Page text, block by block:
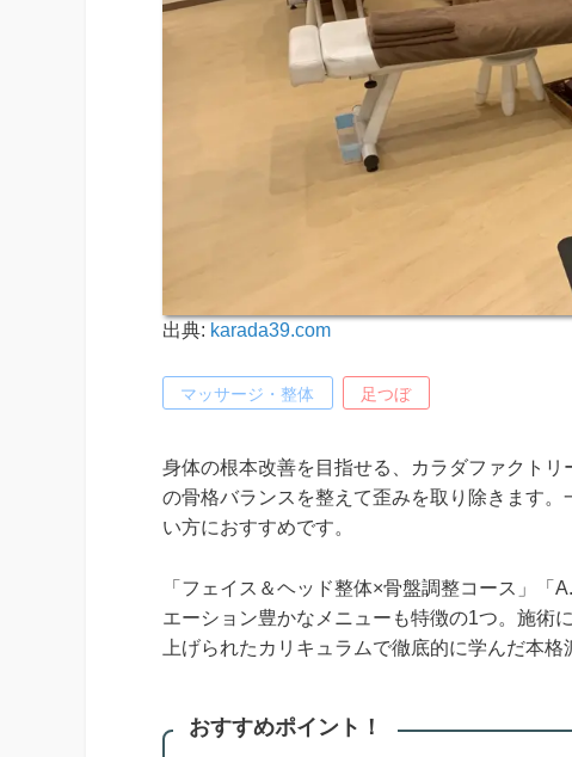
出典: karada39.com
マッサージ・整体 足つぼ
身体の根本改善を目指せる、カラダファクト
の骨格バランスを整えて歪みを取り除きます
い方におすすめです。
「フェイス＆ヘッド整体×骨盤調整コース」「
エーション豊かなメニューも特徴の1つ。施術
上げられたカリキュラムで徹底的に学んだ本格
おすすめポイント！